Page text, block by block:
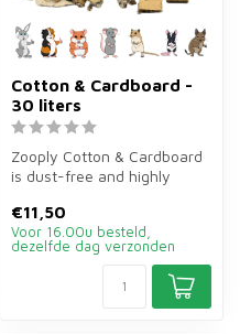
Cotton & Cardboard -
30 liters
Zooply Cotton & Cardboard
is dust-free and highly
litres...
€11,50
Voor 16.00u besteld,
dezelfde dag verzonden